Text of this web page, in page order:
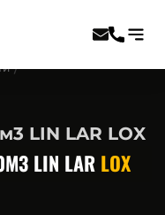
LIN LAR LOX
LIN LAR LOX